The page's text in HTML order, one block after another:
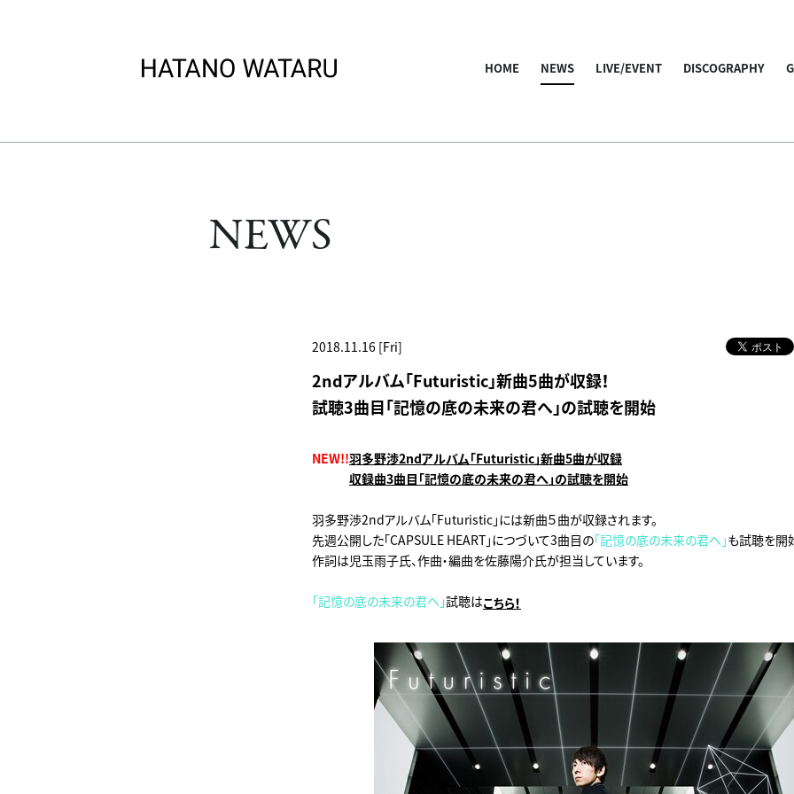
HOME NEWS LIVE/EVENT DISCOGRAPHY
NEWS
2018.11.16 [Fri]
2ndアルバム「Futuristic」新曲5曲が収録！
試聴3曲目「記憶の底の未来の君へ」の試聴を開始
NEW!!羽多野渉2ndアルバム「Futuristic」新曲5曲が収録
収録曲3曲目「記憶の底の未来の君へ」の試聴を開始
羽多野渉2ndアルバム「Futuristic」には新曲５曲が収録されます。
先週公開した「CAPSULE HEART」につづいて3曲目の「記憶の底の未来の君へ」も試聴を開
作詞は児玉雨子氏、作曲・編曲を佐藤陽介氏が担当しています。
「記憶の底の未来の君へ」試聴はこちら！